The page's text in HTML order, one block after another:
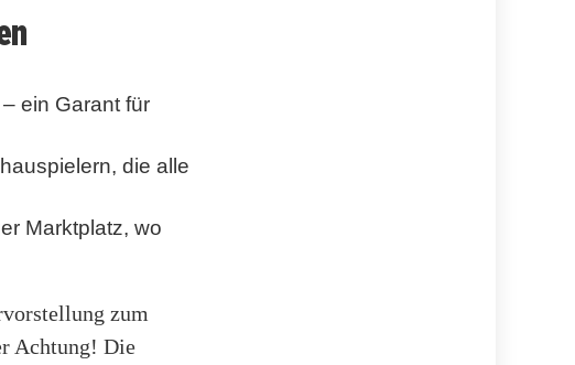
ein Garant für
die alle
Marktplatz, wo
zum
Achtung! Die